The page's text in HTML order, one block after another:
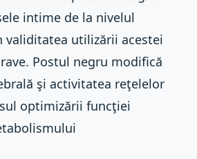
intime de la nivelul
utilizării acestei
Postul negru modifică
şi activitatea reţelelor
optimizării funcţiei